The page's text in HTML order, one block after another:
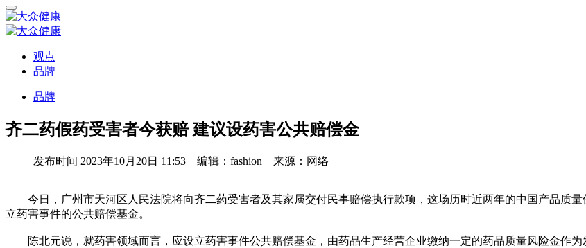
观点
品牌
品牌
齐二药假药受害者今获赔 建议设药害公共赔偿金
发布时间 2023年10月20日 11:53 编辑：fashion 来源：网络
今日，广州市天河区人民法院将向齐二药受害者及其家属交付民事赔偿执行款项，这场历时近两年的中国产品质
立药害事件的公共赔偿基金。
陈北元说，就药害领域而言，应设立药害事件公共赔偿基金，由药品生产经营企业缴纳一定的药品质量风险金作为